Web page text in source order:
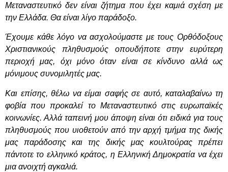
Μεταναστευτικό δεν είναι ζήτημα που έχει καμιά σχέση με
την Ελλάδα. Θα είναι λίγο παράδοξο.
Έχουμε κάθε λόγο να ασχολούμαστε με τους Ορθόδοξους
Χριστιανικούς πληθυσμούς οπουδήποτε στην ευρύτερη
περιοχή μας, όχι μόνο όταν είναι σε κίνδυνο αλλά ως
μόνιμους συνομιλητές μας.
Και επίσης, θέλω να είμαι σαφής σε αυτό, καταλαβαίνω τη
φοβία που προκαλεί το Μεταναστευτικό στις ευρωπαϊκές
κοινωνίες. Αλλά ταπεινή μου άποψη είναι ότι ειδικά για τους
πληθυσμούς που υιοθετούν από την αρχή τμήμα της δικής
μας παράδοσης και της δικής μας κουλτούρας πρέπει
πάντοτε το ελληνικό κράτος, η Ελληνική Δημοκρατία να έχει
μια ανοιχτή αγκαλιά.